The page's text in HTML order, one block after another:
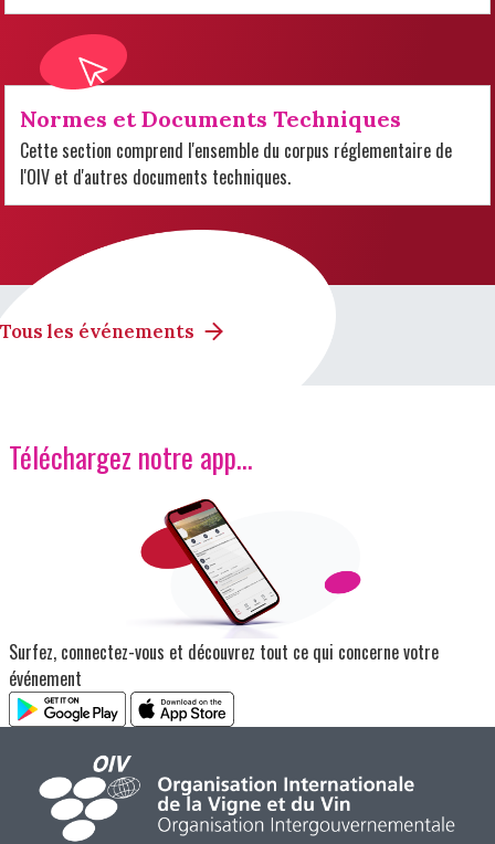
Normes et Documents Techniques
Cette section comprend l'ensemble du corpus réglementaire de
l'OIV et d'autres documents techniques.
Tous les événements
Téléchargez notre app…
Surfez, connectez-vous et découvrez tout ce qui concerne votre
événement